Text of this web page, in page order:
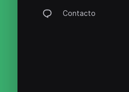
Contacto